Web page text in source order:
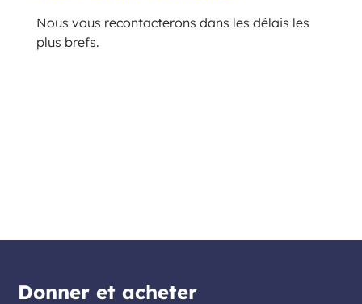
Nous vous recontacterons dans les délais les
plus brefs.
Donner et acheter